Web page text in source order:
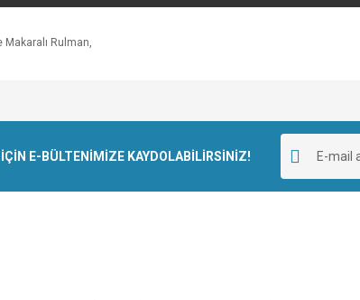
Makaralı Rulman,
E-BÜLTENİMİZE KAYDOLABİLİRSİNİZ!